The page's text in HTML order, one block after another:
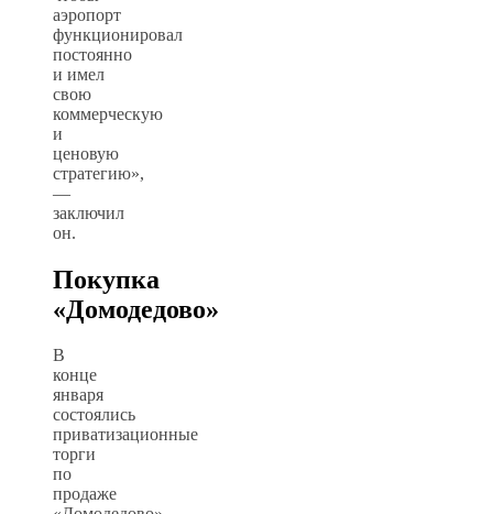
аэропорт
функционировал
постоянно
и имел
свою
коммерческую
и
ценовую
стратегию»,
—
заключил
он.
Покупка
«Домодедово»
В
конце
января
состоялись
приватизационные
торги
по
продаже